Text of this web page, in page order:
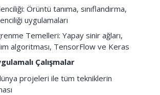
Örüntü tanıma, sınıflandırma,
uygulamaları
Temelleri: Yapay sinir ağları,
algoritması, TensorFlow ve Keras
Çalışmalar
projeleri ile tüm tekniklerin